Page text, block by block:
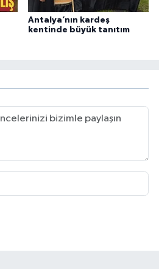
Antalya’nın kardeş
kentinde büyük tanıtım